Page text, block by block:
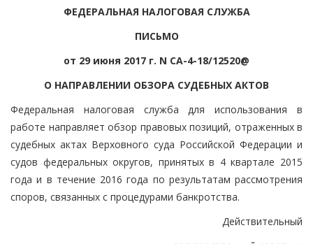
ФЕДЕРАЛЬНАЯ НАЛОГОВАЯ СЛУЖБА
ПИСЬМО
от 29 июня 2017 г. N СА-4-18/12520@
О НАПРАВЛЕНИИ ОБЗОРА СУДЕБНЫХ АКТОВ
Федеральная налоговая служба для использования в
работе направляет обзор правовых позиций, отраженных в
судебных актах Верховного суда Российской Федерации и
судов федеральных округов, принятых в 4 квартале 2015
года и в течение 2016 года по результатам рассмотрения
споров, связанных с процедурами банкротства.
Действительный